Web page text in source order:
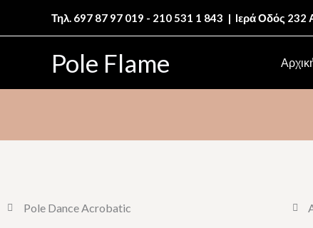
Τηλ. 697 87 97 019 - 210 531 1 843 | Iερά Οδός 232
Pole Flame
Pole Dance Acrobatic